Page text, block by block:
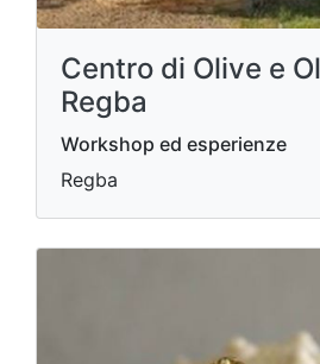
Centro di Olive e
Regba
Workshop ed esperienze
Regba